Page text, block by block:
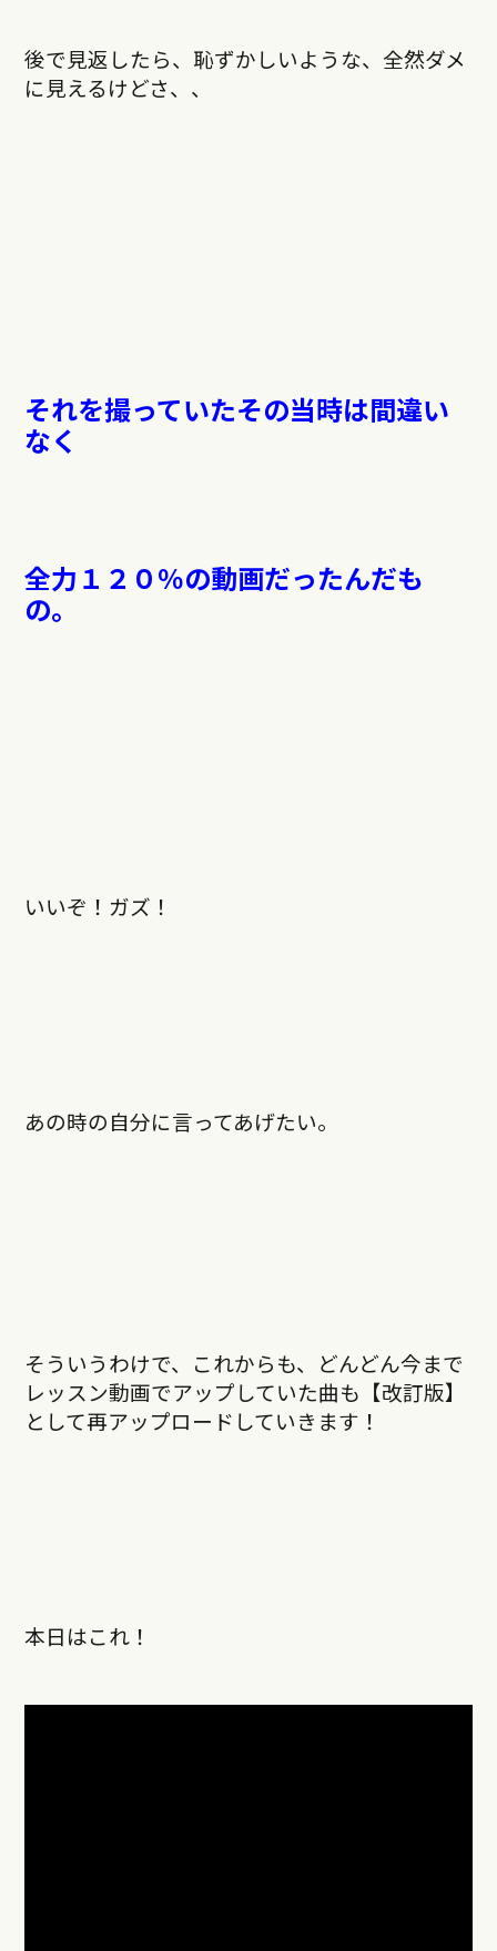
後で見返したら、恥ずかしいような、全然ダメ
に見えるけどさ、、
それを撮っていたその当時は間違い
なく
全力１２０％の動画だったんだも
の。
いいぞ！ガズ！
あの時の自分に言ってあげたい。
そういうわけで、これからも、どんどん今まで
レッスン動画でアップしていた曲も【改訂版】
として再アップロードしていきます！
本日はこれ！